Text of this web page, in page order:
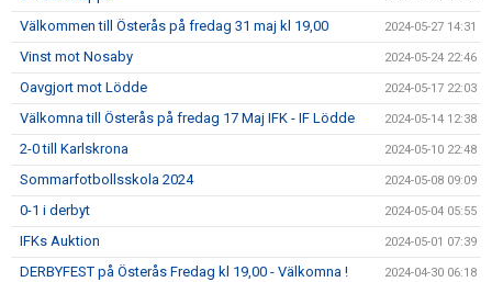
Välkommen till Österås på fredag 31 maj kl 19,00 2024-05-27 14:31
Vinst mot Nosaby 2024-05-24 22:46
Oavgjort mot Lödde 2024-05-17 22:03
Välkomna till Österås på fredag 17 Maj IFK - IF Lödde 2024-05-14 12:38
2-0 till Karlskrona 2024-05-10 22:48
Sommarfotbollsskola 2024 2024-05-08 09:09
0-1 i derbyt 2024-05-04 05:55
IFKs Auktion 2024-05-01 07:39
DERBYFEST på Österås Fredag kl 19,00 - Välkomna ! 2024-04-30 06:18